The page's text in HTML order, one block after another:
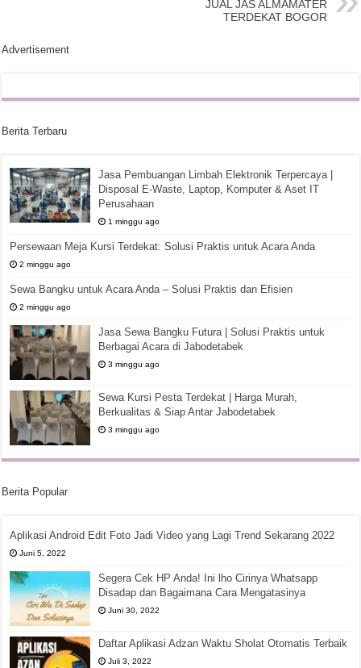
JUAL JAS ALMAMATER
TERDEKAT BOGOR
Advertisement
Berita Terbaru
Jasa Pembuangan Limbah Elektronik Terpercaya |
Disposal E-Waste, Laptop, Komputer & Aset IT
Perusahaan
1 minggu ago
Persewaan Meja Kursi Terdekat: Solusi Praktis untuk Acara Anda
2 minggu ago
Sewa Bangku untuk Acara Anda – Solusi Praktis dan Efisien
2 minggu ago
Jasa Sewa Bangku Futura | Solusi Praktis untuk
Berbagai Acara di Jabodetabek
3 minggu ago
Sewa Kursi Pesta Terdekat | Harga Murah,
Berkualitas & Siap Antar Jabodetabek
3 minggu ago
Berita Popular
Aplikasi Android Edit Foto Jadi Video yang Lagi Trend Sekarang 2022
Juni 5, 2022
Segera Cek HP Anda! Ini lho Cirinya Whatsapp
Disadap dan Bagaimana Cara Mengatasinya
Juni 30, 2022
Daftar Aplikasi Adzan Waktu Sholat Otomatis Terbaik
Juli 3, 2022